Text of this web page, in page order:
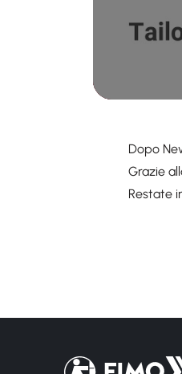
Dopo
Grazie
Restate
Torna alla pagina